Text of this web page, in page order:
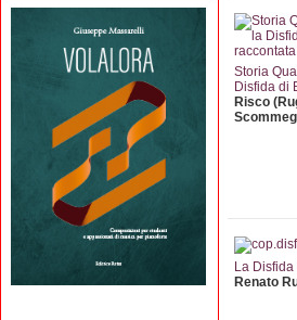
Storia
Disfida di
Risco
La
Renato